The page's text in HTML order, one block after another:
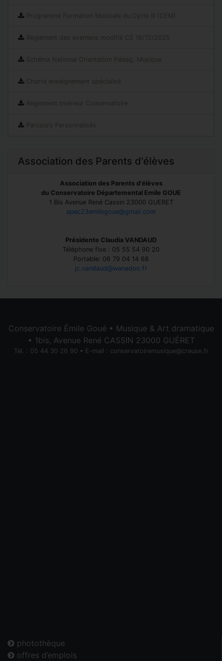
Programme Formation Musicale du Cycle III (CEM)
Règlement des examens modifié CS 16/12/2025
Schéma National Orientation Pédag. Musique
Charte enseignement spécialisé
Règlement intérieur Conservatoire
Parcours Personnalisés
Association des Parents d'élèves
Association des Parents d'élèves
du Conservatoire Départemental Emile GOUE
1 Bis Avenue René Cassin 23000 GUERET
apec23emilegoue@gmail.com
Présidente Claudia VANDAUD
Téléphone fixe : 05 55 54 90 20
Portable: 06 79 04 14 68
jc.vandaud@wanadoo.fr
Conservatoire Émile Goué • Musique & Art dramatique
• 1bis, Avenue René CASSIN 23000 GUÉRET
Tél. : 05 44 30 26 90 • E-mail : conservatoiremusique@creuse.fr
photothèque
offres d’emplois